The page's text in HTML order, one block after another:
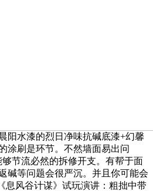
阳水漆的烈日净味抗碱底漆+幻馨
涂刷是环节。不然墙面易出问
节流必然的拆修开支。有帮于面
碱等问题会很严沉。并且你可能会
息风谷计谋》试玩演讲：粗拙中带